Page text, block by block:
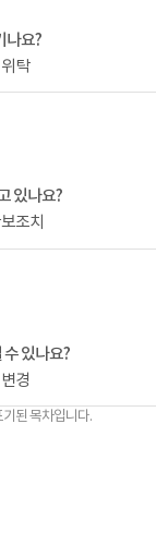
나요?
탁
있나요?
조치
있나요?
경
된 목차입니다.